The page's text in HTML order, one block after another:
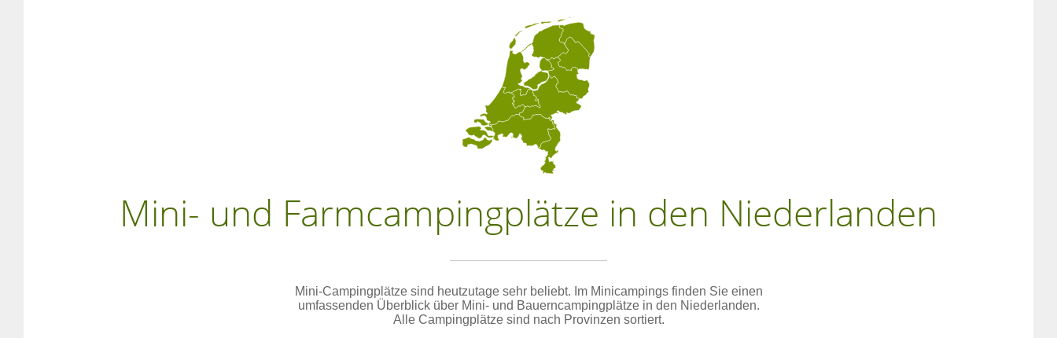
Mini- und Farmcampingplätze in den Niederlanden
Mini-Campingplätze sind heutzutage sehr beliebt. Im Minicampings finden Sie einen
umfassenden Überblick über Mini- und Bauerncampingplätze in den Niederlanden.
Alle Campingplätze sind nach Provinzen sortiert.